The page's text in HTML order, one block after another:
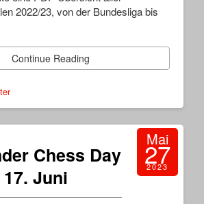
2022/23, von der Bundesliga bis
Continue Reading
Chess Day
Juni
Mai
27
2023